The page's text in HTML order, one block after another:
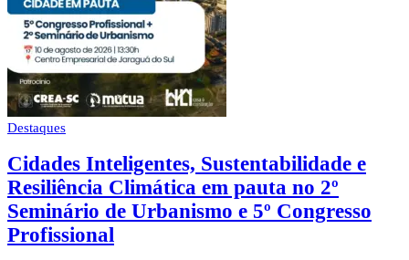
Destaques
Cidades Inteligentes, Sustentabilidade e
Resiliência Climática em pauta no 2º
Seminário de Urbanismo e 5º Congresso
Profissional